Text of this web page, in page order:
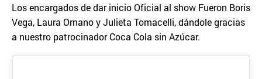
Los encargados de dar inicio Oficial al show Fueron Boris
Vega, Laura Ornano y Julieta Tomacelli, dándole gracias
a nuestro patrocinador Coca Cola sin Azúcar.